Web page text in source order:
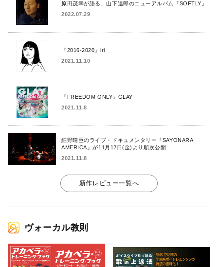
原田茂幸が語る、山下達郎のニューアルバム『SOFTLY』
2022.07.29
『2016-2020』iri
2021.11.10
『FREEDOM ONLY』GLAY
2021.11.8
細野晴臣のライブ・ドキュメンタリー『SAYONARA
AMERICA』が11月12日(金)より順次公開
2021.11.8
新作レビュー一覧へ
ヴォーカル教則